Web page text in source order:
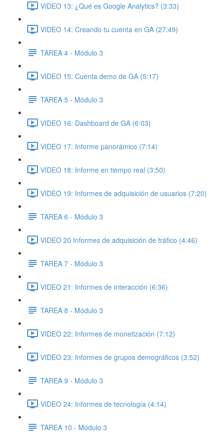
VIDEO 13: ¿Qué es Google Analytics? (3:33)
VIDEO 14: Creando tu cuenta en GA (27:49)
TAREA 4 - Módulo 3
VIDEO 15: Cuenta demo de GA (5:17)
TAREA 5 - Módulo 3
VIDEO 16: Dashboard de GA (6:03)
VIDEO 17: Informe panorámico (7:14)
VIDEO 18: Informe en tiempo real (3:50)
VIDEO 19: Informes de adquisición de usuarios (7:20)
TAREA 6 - Módulo 3
VIDEO 20 Informes de adquisición de tráfico (4:46)
TAREA 7 - Módulo 3
VIDEO 21: Informes de interacción (6:36)
TAREA 8 - Módulo 3
VIDEO 22: Informes de monetización (7:12)
VIDEO 23: Informes de grupos demográficos (3:52)
TAREA 9 - Módulo 3
VIDEO 24: Informes de tecnología (4:14)
TAREA 10 - Módulo 3